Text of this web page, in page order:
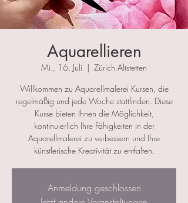
Aquarellieren
Mi., 16. Juli
  |
Zürich Altstetten
Willkommen zu Aquarellmalerei Kursen, die
regelmäßig und jede Woche stattfinden. Diese
Kurse bieten Ihnen die Möglichkeit,
kontinuierlich Ihre Fähigkeiten in der
Aquarellmalerei zu verbessern und Ihre
künstlerische Kreativität zu entfalten.
Anmeldung geschlossen